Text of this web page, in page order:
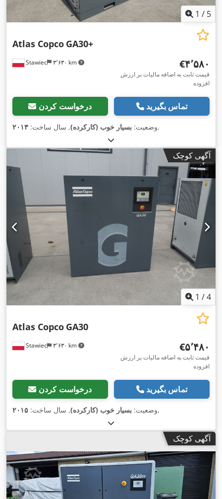
1 / 5
Stawiec ۳٬۶۳۰ km
Atlas Copco GA30+
‎€۴٬۵۸۰
قیمت ثابت به اضافه مالیات بر ارزش
افزوده
درخواست کردن تماس بگیرید
وضعیت: بسیار خوب (کارکرده), سال ساخت: ۲۰۱۳ ,
آگهی کوچک
1 /4
Stawiec ۳٬۶۳۰ km
Atlas Copco GA30
‎€۵٬۴۸۰
قیمت ثابت به اضافه مالیات بر ارزش
افزوده
درخواست کردن تماس بگیرید
وضعیت: بسیار خوب (کارکرده), سال ساخت: ۲۰۱۵ ,
آگهی کوچک